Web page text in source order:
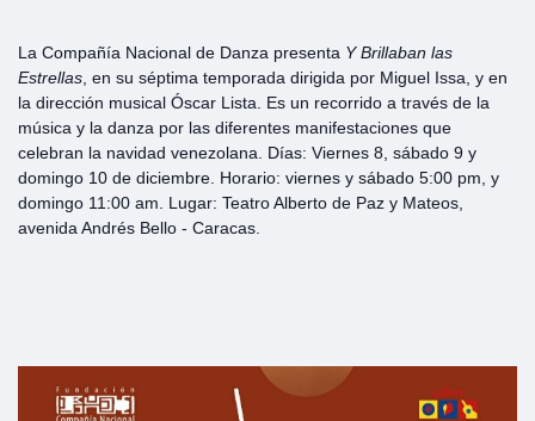
La Compañía Nacional de Danza presenta Y Brillaban las
Estrellas, en su séptima temporada dirigida por Miguel Issa, y en
la dirección musical Óscar Lista. Es un recorrido a través de la
música y la danza por las diferentes manifestaciones que
celebran la navidad venezolana. Días: Viernes 8, sábado 9 y
domingo 10 de diciembre. Horario: viernes y sábado 5:00 pm, y
domingo 11:00 am. Lugar: Teatro Alberto de Paz y Mateos,
avenida Andrés Bello - Caracas.